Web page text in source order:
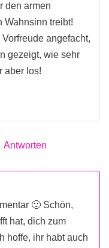
den armen
Wahnsinn treibt!
angefacht,
gezeigt, wie sehr
aber los!
Antworten
🙂 Schön,
hat, dich zum
hoffe, ihr habt auch